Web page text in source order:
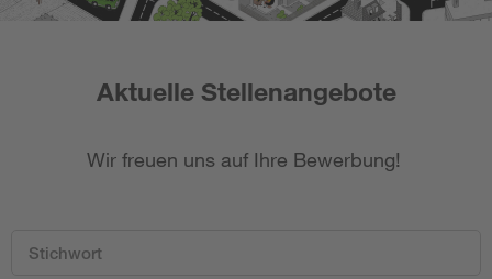
Aktuelle Stellenangebote
Wir freuen uns auf Ihre Bewerbung!